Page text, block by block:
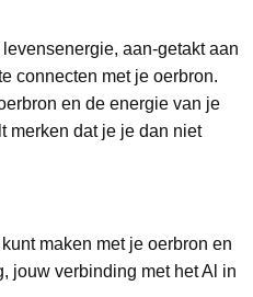
aan-getakt aan
connecten met je oerbron.
en de energie van je
merken dat je je dan niet
maken met je oerbron en
jouw verbinding met het Al in